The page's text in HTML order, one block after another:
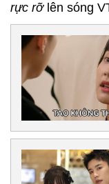
rực rỡlên sóng